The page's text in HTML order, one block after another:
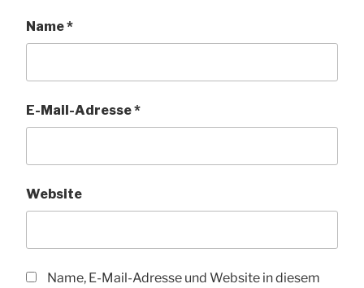
Name*
E-Mail-Adresse*
Website
Name, E-Mail-Adresse und Website in diesem